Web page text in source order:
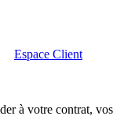
Espace Client
à votre contrat, vos